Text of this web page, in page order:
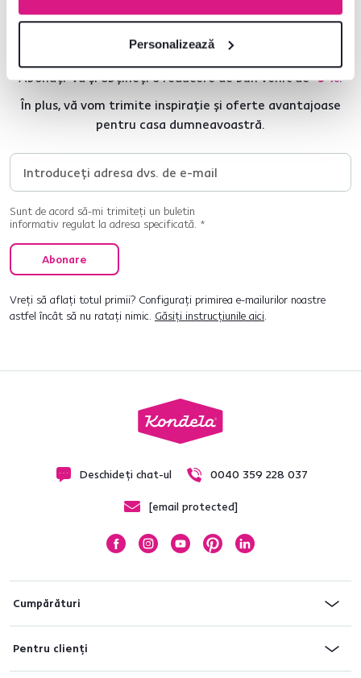
Personalizează
Newsletter
Abonați-vă și obțineți o reducere de bun venit de-5 %.
În plus, vă vom trimite inspirație și oferte avantajoase
pentru casa dumneavoastră.
Sunt de acord să-mi trimiteți un buletin
informativ regulat la adresa specificată. *
Abonare
Vreți să aflați totul primii? Configurați primirea e-mailurilor noastre
astfel încât să nu ratați nimic. Găsiți instrucțiunile aici.
Deschideți chat-ul 0040 359 228 037
[email protected]
Cumpărături
Pentru clienți